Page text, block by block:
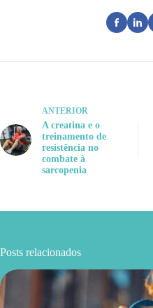
ANTERIOR
A creatina e o
treinamento de
resistência no
combate à
sarcopenia
Posts relacionados